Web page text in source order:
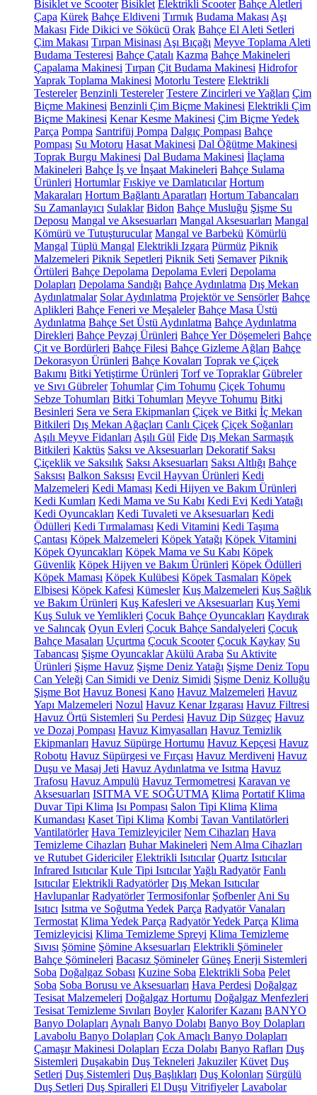
Bisiklet ve Scooter Bisiklet Elektrikli Scooter Bahçe Aletleri
Çapa Kürek Bahçe Eldiveni Tırmık Budama Makası Aşı
Makası Fide Dikici ve Sökücü Orak Bahçe El Aleti Setleri
Çim Makası Tırpan Misinası Aşı Bıçağı Meyve Toplama Aleti
Budama Testeresi Bahçe Çatalı Kazma Bahçe Makineleri
Çapalama Makinesi Tırpan Çit Budama Makinesi Hidrofor
Yaprak Toplama Makinesi Motorlu Testere Elektrikli
Testereler Benzinli Testereler Testere Zincirleri ve Yağları Çim
Biçme Makinesi Benzinli Çim Biçme Makinesi Elektrikli Çim
Biçme Makinesi Kenar Kesme Makinesi Çim Biçme Yedek
Parça Pompa Santrifüj Pompa Dalgıç Pompası Bahçe
Pompası Su Motoru Hasat Makinesi Dal Öğütme Makinesi
Toprak Burgu Makinesi Dal Budama Makinesi İlaçlama
Makineleri Bahçe İş ve İnşaat Makineleri Bahçe Sulama
Ürünleri Hortumlar Fıskiye ve Damlatıcılar Hortum
Makaraları Hortum Bağlantı Aparatları Hortum Tabancaları
Su Zamanlayıcı Sulaklar Bidon Bahçe Musluğu Şişme Su
Deposu Mangal ve Aksesuarları Mangal Aksesuarları Mangal
Kömürü ve Tutuşturucular Mangal ve Barbekü Kömürlü
Mangal Tüplü Mangal Elektrikli Izgara Pürmüz Piknik
Malzemeleri Piknik Sepetleri Piknik Seti Semaver Piknik
Örtüleri Bahçe Depolama Depolama Evleri Depolama
Dolapları Depolama Sandığı Bahçe Aydınlatma Dış Mekan
Aydınlatmalar Solar Aydınlatma Projektör ve Sensörler Bahçe
Aplikleri Bahçe Feneri ve Meşaleler Bahçe Masa Üstü
Aydınlatma Bahçe Set Üstü Aydınlatma Bahçe Aydınlatma
Direkleri Bahçe Peyzaj Ürünleri Bahçe Yer Döşemeleri Bahçe
Çit ve Bordürleri Bahçe Filesi Bahçe Gizleme Ağları Bahçe
Dekorasyon Ürünleri Bahçe Kovaları Toprak ve Çiçek
Bakımı Bitki Yetiştirme Ürünleri Torf ve Topraklar Gübreler
ve Sıvı Gübreler Tohumlar Çim Tohumu Çiçek Tohumu
Sebze Tohumları Bitki Tohumları Meyve Tohumu Bitki
Besinleri Sera ve Sera Ekipmanları Çiçek ve Bitki İç Mekan
Bitkileri Dış Mekan Ağaçları Canlı Çiçek Çiçek Soğanları
Aşılı Meyve Fidanları Aşılı Gül Fide Dış Mekan Sarmaşık
Bitkileri Kaktüs Saksı ve Aksesuarları Dekoratif Saksı
Çiçeklik ve Saksılık Saksı Aksesuarları Saksı Altlığı Bahçe
Saksısı Balkon Saksısı Evcil Hayvan Ürünleri Kedi
Malzemeleri Kedi Maması Kedi Hijyen ve Bakım Ürünleri
Kedi Kumları Kedi Mama ve Su Kabı Kedi Evi Kedi Yatağı
Kedi Oyuncakları Kedi Tuvaleti ve Aksesuarları Kedi
Ödülleri Kedi Tırmalaması Kedi Vitamini Kedi Taşıma
Çantası Köpek Malzemeleri Köpek Yatağı Köpek Vitamini
Köpek Oyuncakları Köpek Mama ve Su Kabı Köpek
Güvenlik Köpek Hijyen ve Bakım Ürünleri Köpek Ödülleri
Köpek Maması Köpek Kulübesi Köpek Tasmaları Köpek
Elbisesi Köpek Kafesi Kümesler Kuş Malzemeleri Kuş Sağlık
ve Bakım Ürünleri Kuş Kafesleri ve Aksesuarları Kuş Yemi
Kuş Suluk ve Yemlikleri Çocuk Bahçe Oyuncakları Kaydırak
ve Salıncak Oyun Evleri Çocuk Bahçe Sandalyeleri Çocuk
Bahçe Masaları Uçurtma Çocuk Scooter Çocuk Kaykay Su
Tabancası Şişme Oyuncaklar Akülü Araba Su Aktivite
Ürünleri Şişme Havuz Şişme Deniz Yatağı Şişme Deniz Topu
Can Yeleği Can Simidi ve Deniz Simidi Şişme Deniz Kolluğu
Şişme Bot Havuz Bonesi Kano Havuz Malzemeleri Havuz
Yapı Malzemeleri Nozul Havuz Kenar Izgarası Havuz Filtresi
Havuz Örtü Sistemleri Su Perdesi Havuz Dip Süzgeç Havuz
ve Dozaj Pompası Havuz Kimyasalları Havuz Temizlik
Ekipmanları Havuz Süpürge Hortumu Havuz Kepçesi Havuz
Robotu Havuz Süpürgesi ve Fırçası Havuz Merdiveni Havuz
Duşu ve Masaj Jeti Havuz Aydınlatma ve Isıtma Havuz
Trafosu Havuz Ampulü Havuz Termometresi Karavan ve
Aksesuarları ISITMA VE SOĞUTMA Klima Portatif Klima
Duvar Tipi Klima Isı Pompası Salon Tipi Klima Klima
Kumandası Kaset Tipi Klima Kombi Tavan Vantilatörleri
Vantilatörler Hava Temizleyiciler Nem Cihazları Hava
Temizleme Cihazları Buhar Makineleri Nem Alma Cihazları
ve Rutubet Gidericiler Elektrikli Isıtıcılar Quartz Isıtıcılar
Infrared Isıtıcılar Kule Tipi IsıtıcılarYağlı Radyatör Fanlı
Isıtıcılar Elektrikli Radyatörler Dış Mekan Isıtıcılar
Havlupanlar Radyatörler Termosifonlar Şofbenler Ani Su
Isıtıcı Isıtma ve Soğutma Yedek Parça Radyatör Vanaları
Termostat Klima Yedek Parça Radyatör Yedek Parça Klima
Temizleyicisi Klima Temizleme Spreyi Klima Temizleme
Sıvısı Şömine Şömine Aksesuarları Elektrikli Şömineler
Bahçe Şömineleri Bacasız Şömineler Güneş Enerji Sistemleri
Soba Doğalgaz Sobası Kuzine Soba Elektrikli Soba Pelet
Soba Soba Borusu ve Aksesuarları Hava Perdesi Doğalgaz
Tesisat Malzemeleri Doğalgaz Hortumu Doğalgaz Menfezleri
Tesisat Temizleme Sıvıları Boyler Kalorifer Kazanı BANYO
Banyo Dolapları Aynalı Banyo Dolabı Banyo Boy Dolapları
Lavabolu Banyo Dolapları Çok Amaçlı Banyo Dolapları
Çamaşır Makinesi Dolapları Ecza Dolabı Banyo Rafları Duş
Sistemleri Duşakabin Duş Tekneleri Jakuziler Küvet Duş
Setleri Duş Sistemleri Duş Başlıkları Duş Kolonları Sürgülü
Duş Setleri Duş Spiralleri El Duşu Vitrifiyeler Lavabolar